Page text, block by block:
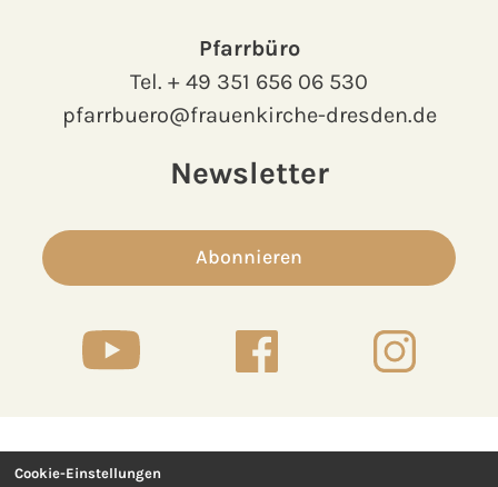
Pfarrbüro
Tel. + 49 351 656 06 530
pfarrbuero@frauenkirche-dresden.de
Newsletter
Abonnieren
Kontakt
Cookie-Einstellungen